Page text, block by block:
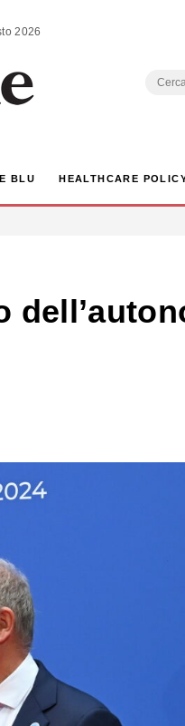
8 Agosto 2026
BLU HEALTHCARE